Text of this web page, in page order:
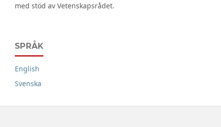
med stöd av Vetenskapsrådet.
SPRÅK
English
Svenska